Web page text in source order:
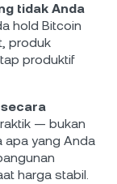
tidak Anda
hold Bitcoin
produk
produktif
— bukan
apa yang Anda
harga stabil.